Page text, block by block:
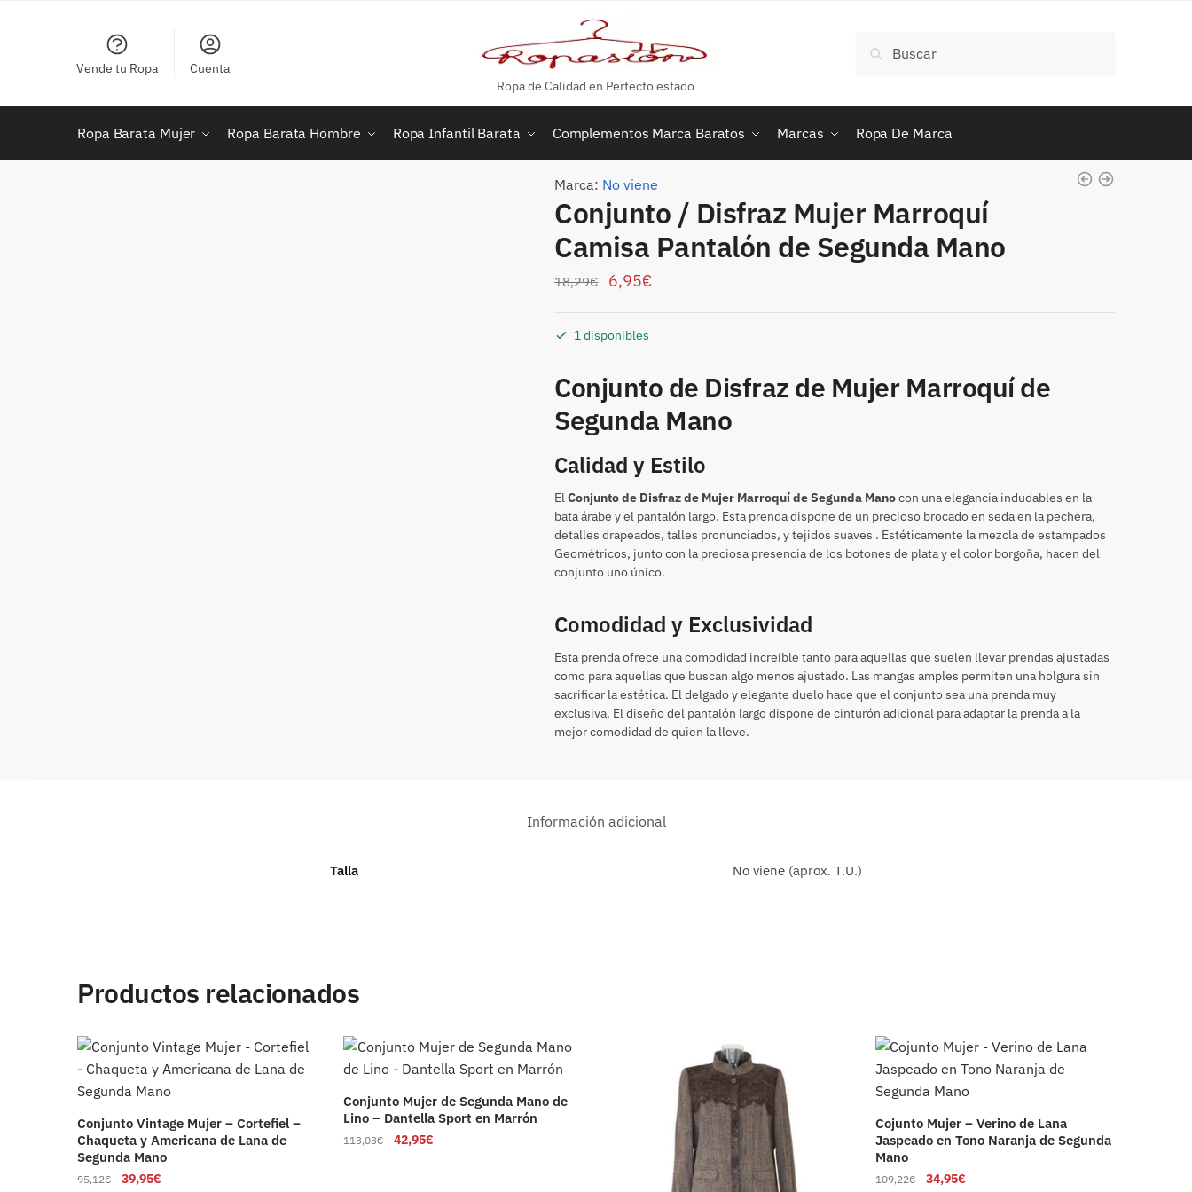
Ropa de Calidad en Perfecto estado
por:
Buscar
Vende tu Ropa Cuenta
Ropa Barata Mujer Ropa Barata Hombre Ropa Infantil Barata Complementos Marca Baratos Marcas Ropa De Marca
Marca: No viene
Conjunto / Disfraz Mujer Marroquí
Camisa Pantalón de Segunda Mano
18,29€ 6,95€
1 disponibles
Conjunto de Disfraz de Mujer Marroquí de
Segunda Mano
Calidad y Estilo
ElConjunto de Disfraz de Mujer Marroquí de Segunda Manocon una elegancia indudables en la
bata árabe y el pantalón largo. Esta prenda dispone de un precioso brocado en seda en la pechera,
detalles drapeados, talles pronunciados, y tejidos suaves . Estéticamente la mezcla de estampados
Geométricos, junto con la preciosa presencia de los botones de plata y el color borgoña, hacen del
conjunto uno único.
Comodidad y Exclusividad
Esta prenda ofrece una comodidad increíble tanto para aquellas que suelen llevar prendas ajustadas
como para aquellas que buscan algo menos ajustado. Las mangas amples permiten una holgura sin
sacrificar la estética. El delgado y elegante duelo hace que el conjunto sea una prenda muy
exclusiva. El diseño del pantalón largo dispone de cinturón adicional para adaptar la prenda a la
mejor comodidad de quien la lleve.
Información adicional
Talla No viene (aprox. T.U.)
Productos relacionados
Conjunto Vintage Mujer – Cortefiel –
Chaqueta y Americana de Lana de
Segunda Mano
95,12€ 39,95€
Conjunto Mujer de Segunda Mano de
Lino – Dantella Sport en Marrón
113,03€ 42,95€
Cojunto Mujer – Verino de Lana
Jaspeado en Tono Naranja de Segunda
Mano
109,22€ 34,95€